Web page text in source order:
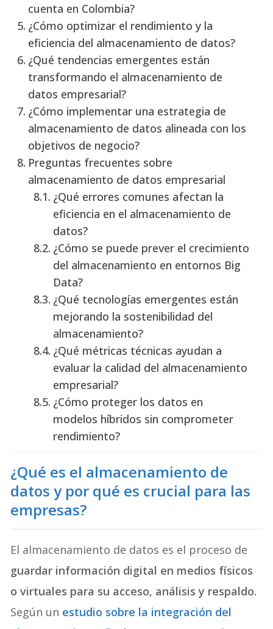
cuenta en Colombia?
¿Cómo optimizar el rendimiento y la
eficiencia del almacenamiento de datos?
¿Qué tendencias emergentes están
transformando el almacenamiento de
datos empresarial?
¿Cómo implementar una estrategia de
almacenamiento de datos alineada con los
objetivos de negocio?
Preguntas frecuentes sobre
almacenamiento de datos empresarial
¿Qué errores comunes afectan la
eficiencia en el almacenamiento de
datos?
¿Cómo se puede prever el crecimiento
del almacenamiento en entornos Big
Data?
¿Qué tecnologías emergentes están
mejorando la sostenibilidad del
almacenamiento?
¿Qué métricas técnicas ayudan a
evaluar la calidad del almacenamiento
empresarial?
¿Cómo proteger los datos en
modelos híbridos sin comprometer
rendimiento?
¿Qué es el almacenamiento de
datos y por qué es crucial para las
empresas?
El almacenamiento de datos es el proceso de
guardar información digital en medios físicos
o virtuales para su acceso, análisis y respaldo.
Según un estudio sobre la integración del